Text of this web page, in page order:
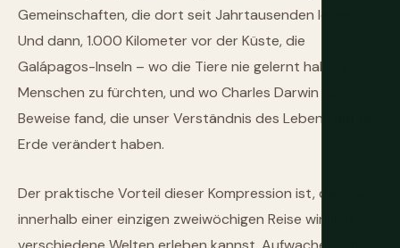
Gemeinschaften, die dort seit Jahrtausenden leben.
Und dann, 1.000 Kilometer vor der Küste, die
Galápagos-Inseln – wo die Tiere nie gelernt haben,
Menschen zu fürchten, und wo Charles Darwin die
Beweise fand, die unser Verständnis des Lebens auf der
Erde verändert haben.
Der praktische Vorteil dieser Kompression ist, dass du
innerhalb einer einzigen zweiwöchigen Reise wirklich